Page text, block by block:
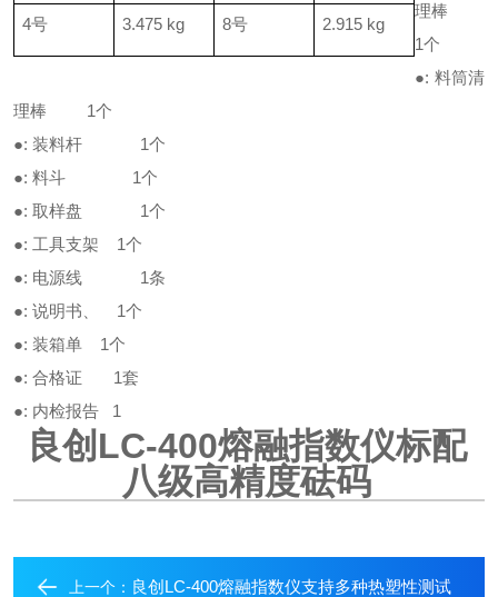
4号 3.475 kg 8号 2.915 kg
理棒
1个
●: 料筒清
理棒 1个
●: 装料杆 1个
●: 料斗 1个
●: 取样盘 1个
●: 工具支架 1个
●: 电源线 1条
●: 说明书、 1个
●: 装箱单 1个
●: 合格证 1套
●: 内检报告 1
良创LC-400熔融指数仪标配
八级高精度砝码
上一个： 良创LC-400熔融指数仪支持多种热塑性测试